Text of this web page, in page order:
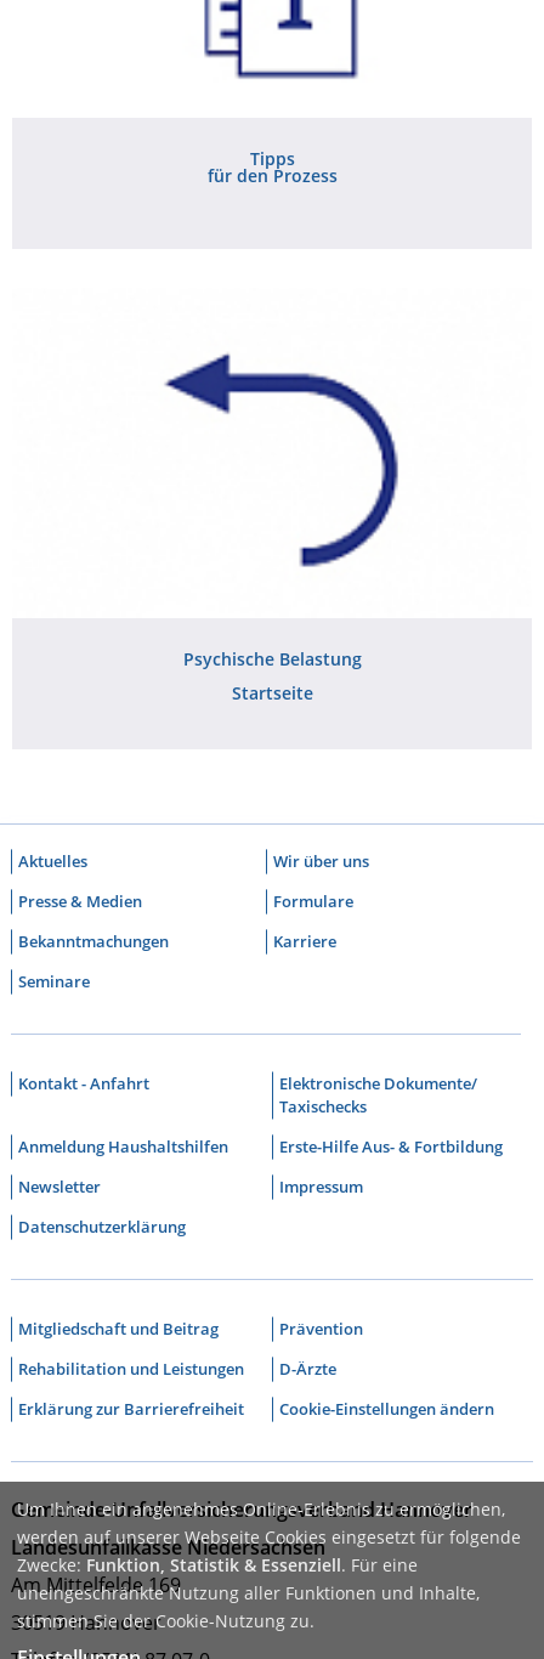
Tipps
für den Prozess
Psychische Belastung
Startseite
Aktuelles
Wir über uns
Presse & Medien
Formulare
Bekanntmachungen
Karriere
Seminare
Kontakt - Anfahrt
Elektronische Dokumente/
Taxischecks
Anmeldung Haushaltshilfen
Erste-Hilfe Aus- & Fortbildung
Newsletter
Impressum
Datenschutzerklärung
Mitgliedschaft und Beitrag
Prävention
Rehabilitation und Leistungen
D-Ärzte
Erklärung zur Barrierefreiheit
Cookie-Einstellungen ändern
Gemeinde-Unfallversicherungsverband Hannover
Landesunfallkasse Niedersachsen
Am Mittelfelde 169
30519 Hannover
Um Ihnen ein angenehmes Online-Erlebnis zu ermöglichen,
werden auf unserer Webseite Cookies eingesetzt für folgende
Zwecke: Funktion, Statistik & Essenziell. Für eine
uneingeschränkte Nutzung aller Funktionen und Inhalte,
stimmen Sie der Cookie-Nutzung zu.